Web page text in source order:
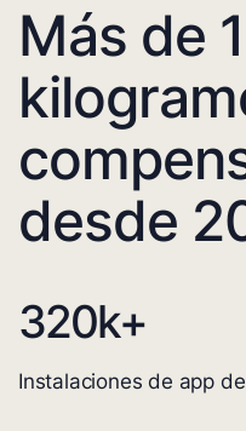
Más de
desde
320k+
Instalaciones de app